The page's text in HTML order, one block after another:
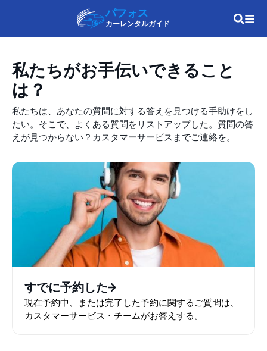
パフォス
カーレンタルガイド
私たちがお手伝いできること
は？
私たちは、あなたの質問に対する答えを見つける手助けをし
たい。そこで、よくある質問をリストアップした。質問の答
えが見つからない？カスタマーサービスまでご連絡を。
すでに予約した
現在予約中、または完了した予約に関するご質問は、
カスタマーサービス・チームがお答えする。